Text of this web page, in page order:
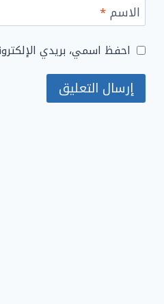
الاسم*
احفظ اسمي، بريدي